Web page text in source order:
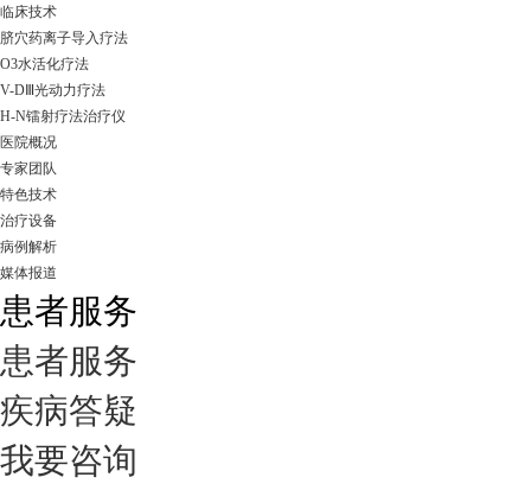
临床技术
脐穴药离子导入疗法
O3水活化疗法
V-DⅢ光动力疗法
H-N镭射疗法治疗仪
医院概况
专家团队
特色技术
治疗设备
病例解析
媒体报道
患者服务
患者服务
疾病答疑
我要咨询